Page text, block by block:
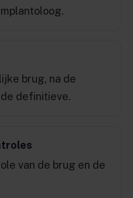
brug, na de
definitieve.
van de brug en de